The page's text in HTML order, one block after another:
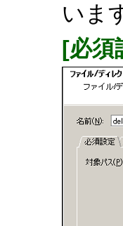
いま
[必須